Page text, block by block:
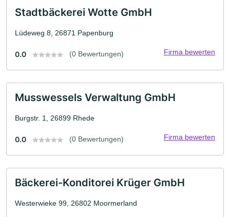
Stadtbäckerei Wotte GmbH
Lüdeweg 8, 26871 Papenburg
0.0 (0 Bewertungen) Firma bewerten
Musswessels Verwaltung GmbH
Burgstr. 1, 26899 Rhede
0.0 (0 Bewertungen) Firma bewerten
Bäckerei-Konditorei Krüger GmbH
Westerwieke 99, 26802 Moormerland